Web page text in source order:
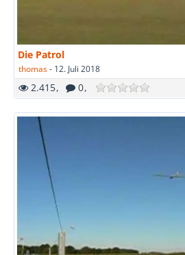
Die Patrol
thomas- 12. Juli 2018
2.415 0